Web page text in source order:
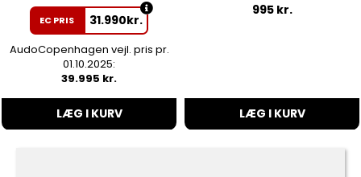
EC PRIS 31.990kr.
AudoCopenhagen vejl. pris pr.
01.10.2025:
39.995 kr.
LÆG I KURV
995 kr.
LÆG I KURV